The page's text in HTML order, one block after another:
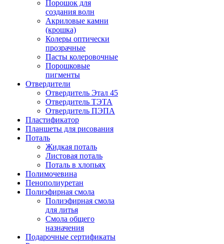
Порошок для
создания волн
Акриловые камни
(крошка)
Колеры оптически
прозрачные
Пасты колеровочные
Порошковые
пигменты
Отвердители
Отвердитель Этал 45
Отвердитель ТЭТА
Отвердитель ПЭПА
Пластификатор
Планшеты для рисования
Поталь
Жидкая поталь
Листовая поталь
Поталь в хлопьях
Полимочевина
Пенополиуретан
Полиэфирная смола
Полиэфирная смола
для литья
Смола общего
назначения
Подарочные сертификаты